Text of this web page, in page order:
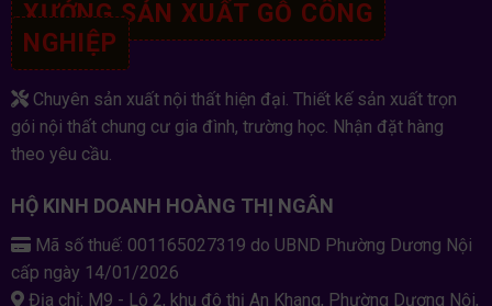
XƯỞNG SẢN XUẤT GỖ CÔNG
NGHIỆP
Chuyên sản xuất nội thất hiện đại. Thiết kế sản xuất trọn
gói nội thất chung cư gia đình, trường học. Nhận đặt hàng
theo yêu cầu.
HỘ KINH DOANH HOÀNG THỊ NGÂN
Mã số thuế: 001165027319 do UBND Phường Dương Nội
cấp ngày 14/01/2026
Địa chỉ: M9 - Lô 2, khu đô thị An Khang, Phường Dương Nội,